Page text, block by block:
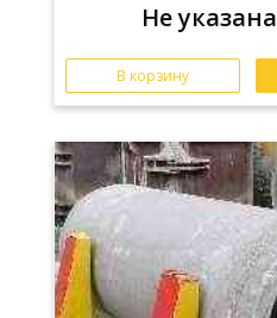
Не указана
В корзину